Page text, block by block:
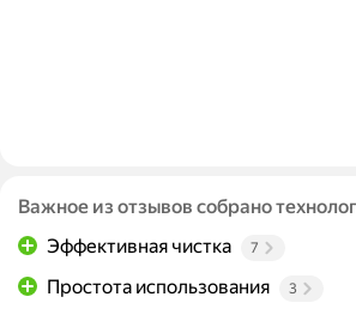
Важное из отзывов собрано
Эффективная чистка
7
Простота использования 3